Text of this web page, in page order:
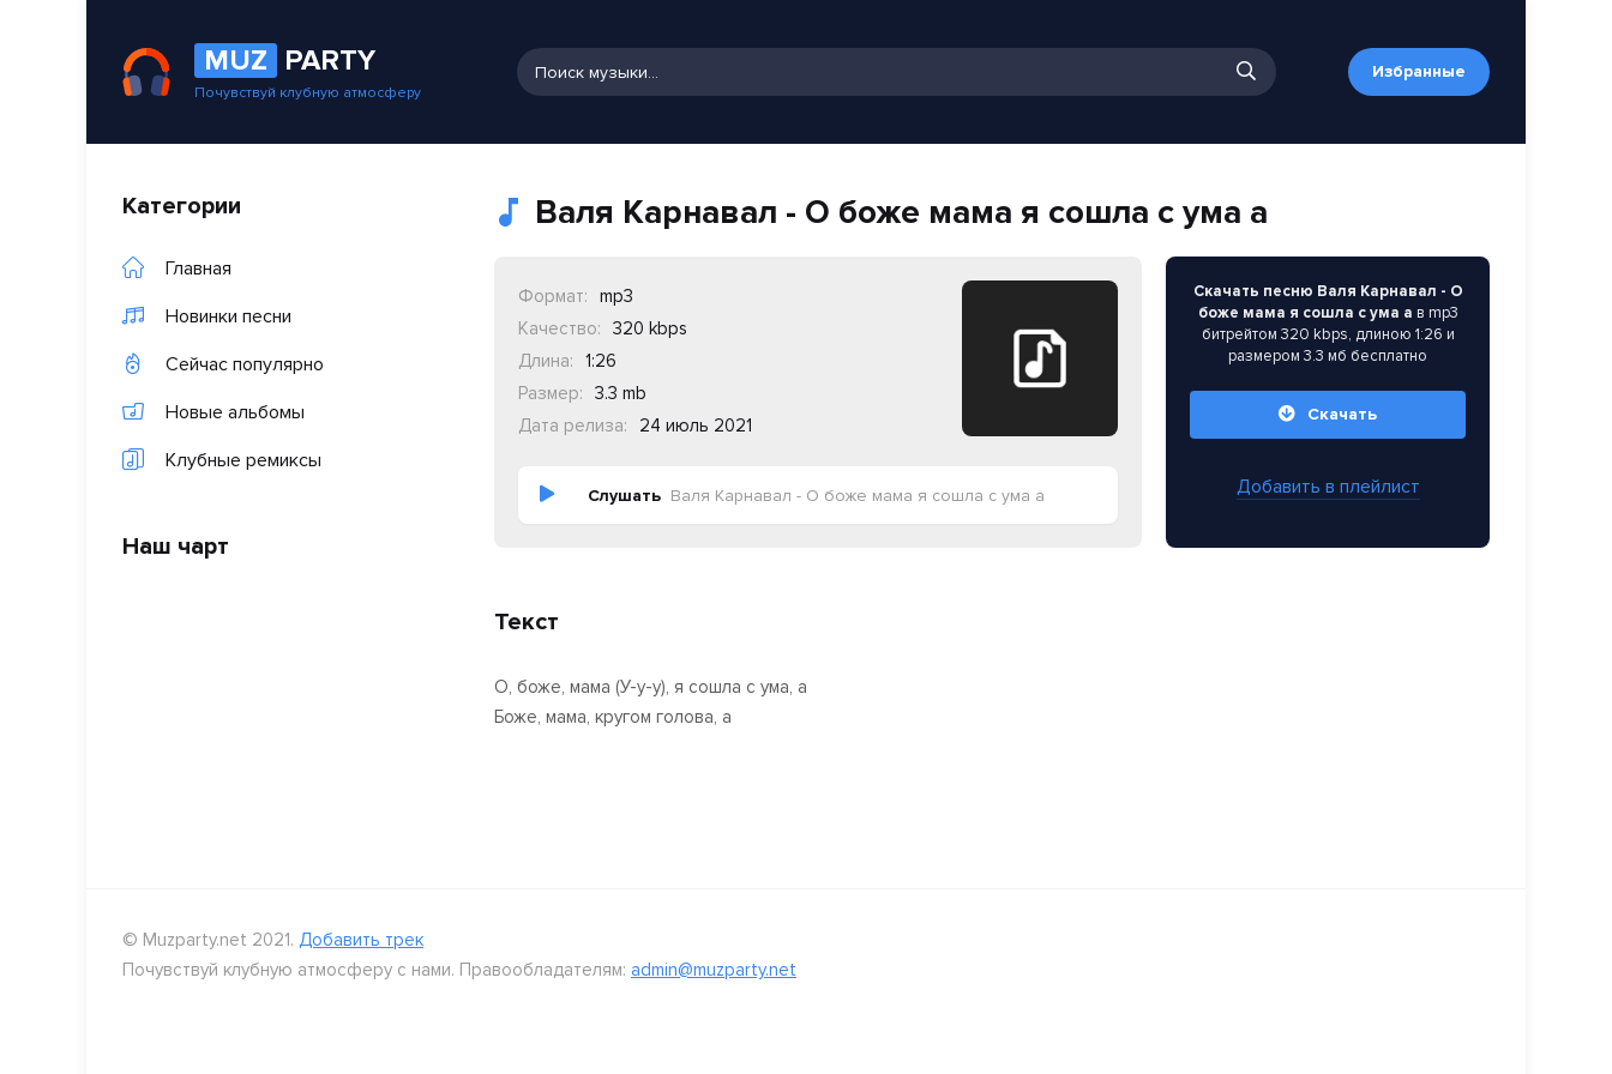
MUZ PARTY
Почувствуй клубную атмосферу
Избранные
Категории
Главная
Новинки песни
Сейчас популярно
Новые альбомы
Клубные ремиксы
Наш чарт
Валя Карнавал - О боже мама я сошла с ума а
Формат:
mp3
Качество:
320 kbps
Длина:
1:26
Размер:
3.3 mb
Дата релиза:
24 июль 2021
Слушать Валя Карнавал - О боже мама я сошла с ума а
Скачать песню Валя Карнавал - О
боже мама я сошла с ума а в mp3
битрейтом 320 kbps, длиною 1:26 и
размером 3.3 мб бесплатно
Скачать
Добавить в плейлист
Текст
О, боже, мама (У-у-у), я сошла с ума, а
Боже, мама, кругом голова, а
© Muzparty.net 2021. Добавить трек
Почувствуй клубную атмосферу с нами. Правообладателям: admin@muzparty.net